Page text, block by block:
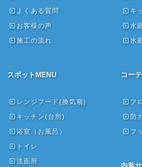
よくある質問
お客様の声
施工の流れ
キ
水
水
スポットMENU
レンジフード(換気扇)
キッチン(台所)
浴室（お風呂）
トイレ
洗面所
コー
フ
防
フ